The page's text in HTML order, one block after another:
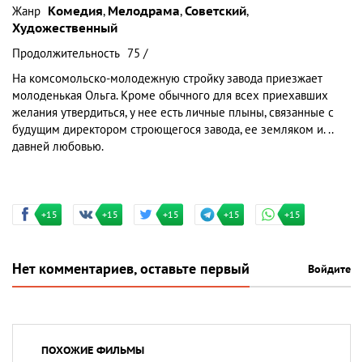
Жанр Комедия, Мелодрама,Советский,
Художественный
Продолжительность 75 /
На комсомольско-молодежную стройку завода приезжает
молоденькая Ольга. Кроме обычного для всех приехавших
желания утвердиться, у нее есть личные плыны, связанные с
будущим директором строющегося завода, ее земляком и. ..
давней любовью.
+15 +15 +15 +15 +15
Нет комментариев, оставьте первый Войдите
ПОХОЖИЕ ФИЛЬМЫ